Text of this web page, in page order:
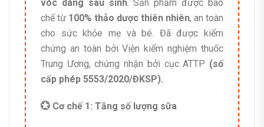
vóc dáng sau sinh. Sản phẩm được bào
chế từ 100% thảo dược thiên nhiên, an toàn
cho sức khỏe mẹ và bé. Đã được kiểm
chứng an toàn bởi Viện kiểm nghiệm thuốc
Trung Ương, chứng nhận bởi cục ATTP (số
cấp phép 5553/2020/ĐKSP).
💮 Cơ chế 1: Tăng số lượng sữa